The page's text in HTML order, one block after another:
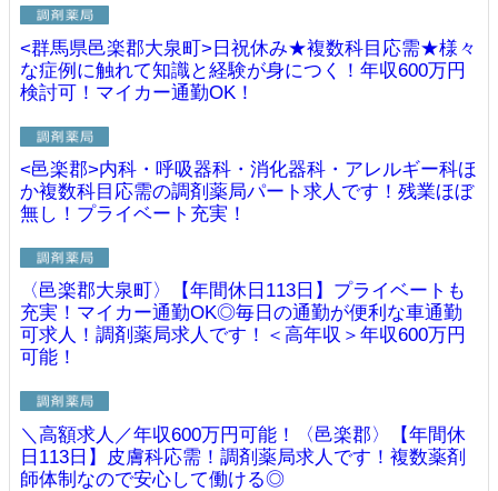
<群馬県邑楽郡大泉町>日祝休み★複数科目応需★様々
な症例に触れて知識と経験が身につく！年収600万円
検討可！マイカー通勤OK！
<邑楽郡>内科・呼吸器科・消化器科・アレルギー科ほ
か複数科目応需の調剤薬局パート求人です！残業ほぼ
無し！プライベート充実！
〈邑楽郡大泉町〉【年間休日113日】プライベートも
充実！マイカー通勤OK◎毎日の通勤が便利な車通勤
可求人！調剤薬局求人です！＜高年収＞年収600万円
可能！
＼高額求人／年収600万円可能！〈邑楽郡〉【年間休
日113日】皮膚科応需！調剤薬局求人です！複数薬剤
師体制なので安心して働ける◎